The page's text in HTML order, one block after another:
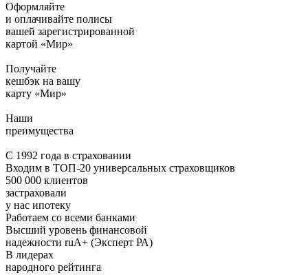
Оформляйте
и оплачивайте полисы
вашей зарегистрированной
картой «Мир»
Получайте
кешбэк на вашу
карту «Мир»
Наши
преимущества
С 1992 года в страховании
Входим в ТОП-20 универсальных страховщиков
500 000 клиентов
застраховали
у нас ипотеку
Работаем со всеми банками
Высший уровень финансовой
надежности ruA+ (Эксперт РА)
В лидерах
народного рейтинга